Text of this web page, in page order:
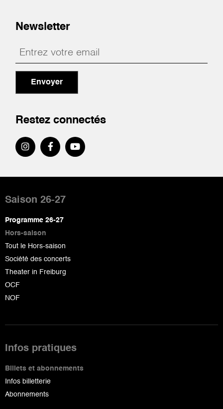
Newsletter
Envoyer
Restez connectés
de
page
Saison 26-27
Programme 26-27
Hors-saison
Tout le Hors-saison
Société des concerts
Theater in Freiburg
OCF
NOF
Infos pratiques
Billets et abonnements
Infos billetterie
Abonnements